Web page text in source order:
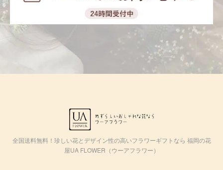
全国送料無料！珍しい花とデザイン性の高いフラワーギフトなら 福岡の花
屋UA FLOWER（ウーアフラワー）